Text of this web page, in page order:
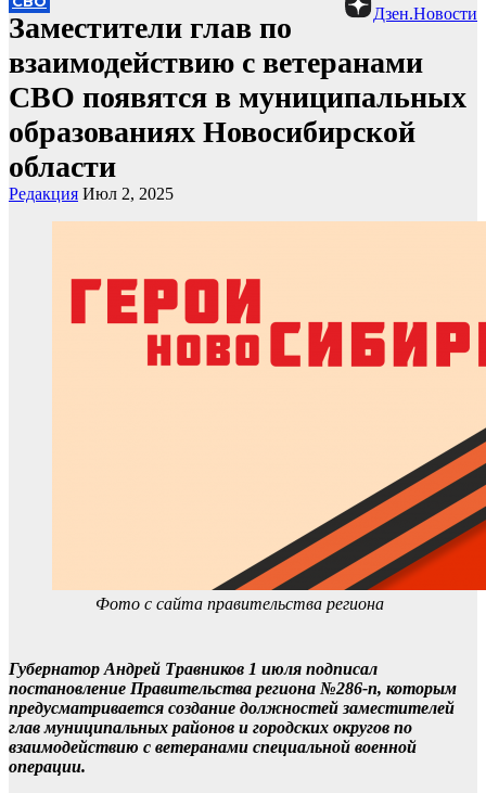
Дзен.Новости
Заместители глав по
взаимодействию с ветеранами
СВО появятся в муниципальных
образованиях Новосибирской
области
Редакция Июл 2, 2025
Фото с сайта правительства региона
Губернатор Андрей Травников 1 июля подписал
постановление Правительства региона №286-п, которым
предусматривается создание должностей заместителей
глав муниципальных районов и городских округов по
взаимодействию с ветеранами специальной военной
операции.